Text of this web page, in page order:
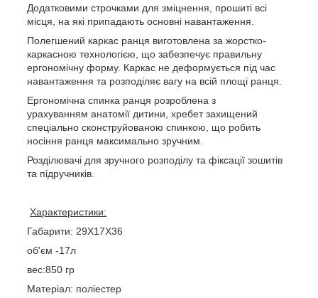
Додатковими строчками для зміцнення, прошиті всі
місця, на які припадають основні навантаження.
Полегшений каркас ранця виготовлена за жорстко-
каркасною технологією, що забезпечує правильну
ергономічну форму. Каркас не деформується під час
навантаження та розподіляє вагу на всій площі ранця.
Ергономічна спинка ранця розроблена з
урахуванням анатомії дитини, хребет захищений
спеціально сконструйованою спинкою, що робить
носіння ранця максимально зручним.
Розділювачі для зручного розподілу та фіксації зошитів
та підручників.
Характеристики:
Габарити: 29Х17Х36
об'єм -17л
вес:850 гр
Матеріал: поліестер